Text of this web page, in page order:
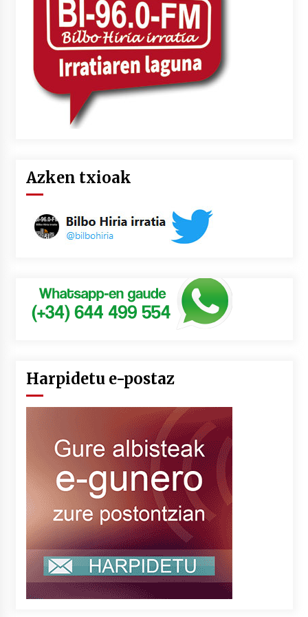
2026/07/03
MUSIBLA #297: Bide, Boards Of Canada, Somak,
Tiga, Twisted Teens, Underscores, Habia
2026/07/02
Azken txioak
Harpidetu e-postaz